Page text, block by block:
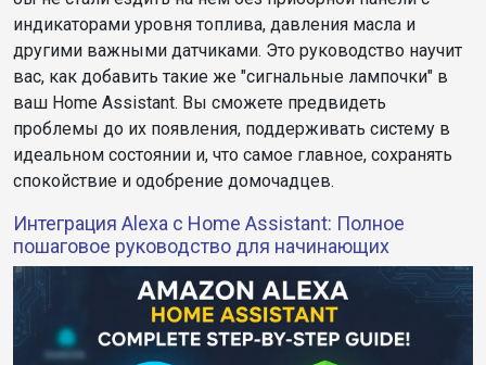
индикаторами уровня топлива, давления масла и
другими важными датчиками. Это руководство научит
вас, как добавить такие же "сигнальные лампочки" в
ваш Home Assistant. Вы сможете предвидеть
проблемы до их появления, поддерживать систему в
идеальном состоянии и, что самое главное, сохранять
спокойствие и одобрение домочадцев.
Интеграция Alexa с Home Assistant: Полное
пошаговое руководство для начинающих